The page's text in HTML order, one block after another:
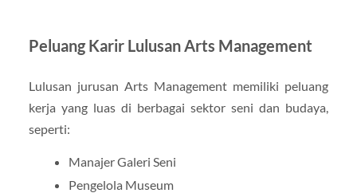
Peluang Karir Lulusan Arts Management
Lulusan jurusan Arts Management memiliki peluang
kerja yang luas di berbagai sektor seni dan budaya,
seperti:
Manajer Galeri Seni
Pengelola Museum